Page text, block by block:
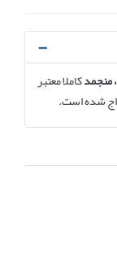
منجمدکاملا معتبر
شده است.